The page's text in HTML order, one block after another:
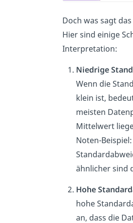
Doch was sagt
Hier sind einige
Interpretation:
Niedrige
Wenn die
klein ist,
meisten
Mittelwert
Noten-
ähnlicher sind
Hohe
hohe
an, dass die